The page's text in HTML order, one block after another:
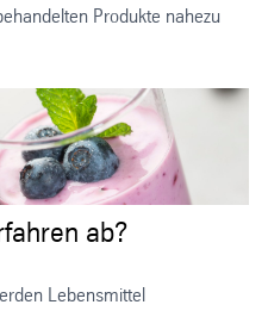
Produkte nahezu
ab?
Lebensmittel